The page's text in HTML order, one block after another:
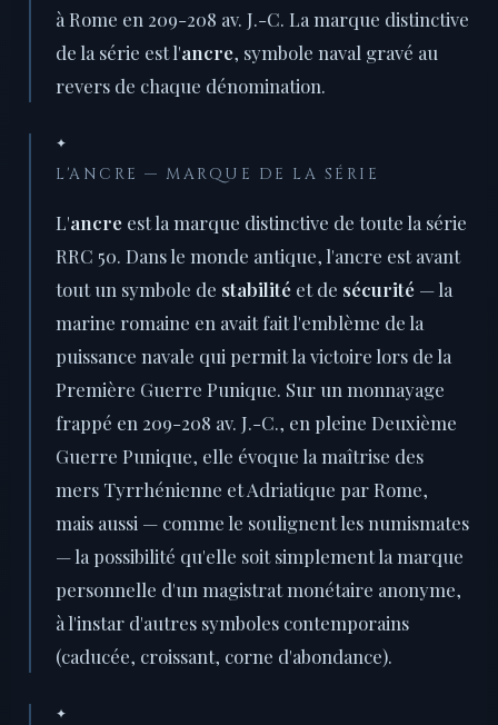
à Rome en 209-208 av. J.-C. La marque distinctive
de la série est l'ancre, symbole naval gravé au
revers de chaque dénomination.
✦
L'ANCRE — MARQUE DE LA SÉRIE
L'ancre est la marque distinctive de toute la série
RRC 50. Dans le monde antique, l'ancre est avant
tout un symbole de stabilité et de sécurité — la
marine romaine en avait fait l'emblème de la
puissance navale qui permit la victoire lors de la
Première Guerre Punique. Sur un monnayage
frappé en 209-208 av. J.-C., en pleine Deuxième
Guerre Punique, elle évoque la maîtrise des
mers Tyrrhénienne et Adriatique par Rome,
mais aussi — comme le soulignent les numismates
— la possibilité qu'elle soit simplement la marque
personnelle d'un magistrat monétaire anonyme,
à l'instar d'autres symboles contemporains
(caducée, croissant, corne d'abondance).
✦